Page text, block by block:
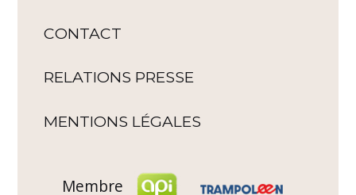
CONTACT
RELATIONS PRESSE
MENTIONS LÉGALES
Membre